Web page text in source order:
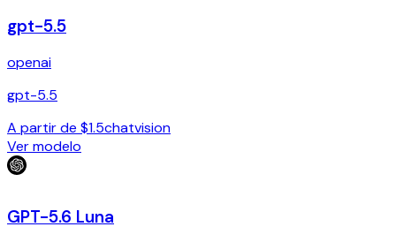
gpt-5.5
openai
gpt-5.5
A partir de $1.5chatvision
Ver modelo
GPT-5.6 Luna